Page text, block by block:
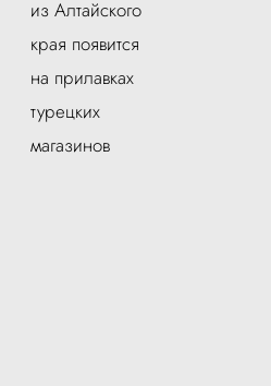
из Алтайского
края появится
на прилавках
турецких
магазинов